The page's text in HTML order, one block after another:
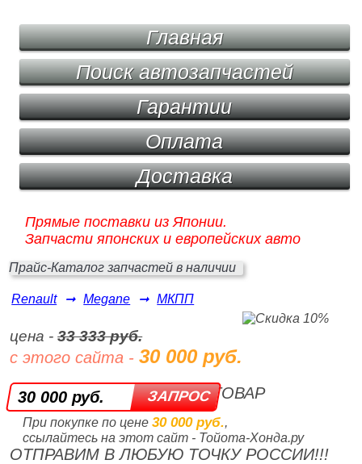
Главная
Поиск автозапчастей
Гарантии
Оплата
Доставка
Прямые поставки из Японии.
Запчасти японских и европейских авто
Прайс-Каталог запчастей в наличии
Renault ➞ Megane ➞ МКПП
цена -33 333 руб.
с этого сайта -30 000 руб.
30 000 руб.
При покупке по цене 30 000 руб.,
ссылайтесь на этот сайт - Тойота-Хонда.ру
ТОВАР
ОТПРАВИМ В ЛЮБУЮ ТОЧКУ РОССИИ!!!